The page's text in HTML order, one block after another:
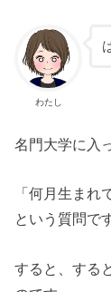
わたし
名門大学に入
「何月生まれ
という質問で
すると、する